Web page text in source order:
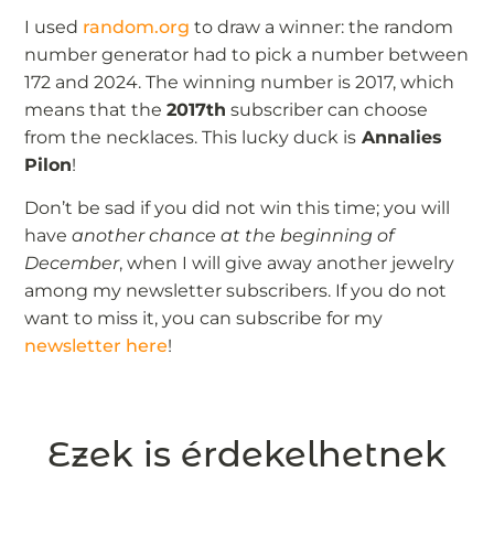
I used random.org to draw a winner: the random
number generator had to pick a number between
172 and 2024. The winning number is 2017, which
means that the2017th subscriber can choose
from the necklaces. This lucky duck is Annalies
Pilon!
Don’t be sad if you did not win this time; you will
haveanother chance at the beginning of
December, when I will give away another jewelry
among my newsletter subscribers. If you do not
want to miss it, you can subscribe for my
newsletter here!
Ezek is érdekelhetnek